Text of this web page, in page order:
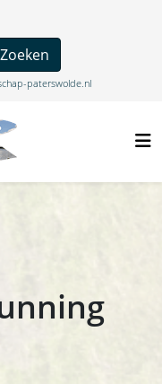
Zoeken
paterswolde.nl